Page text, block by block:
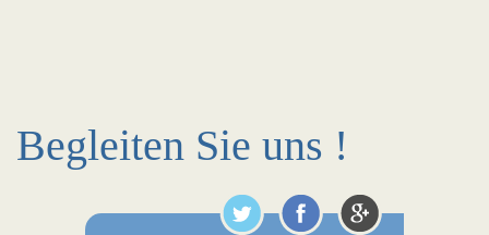
Begleiten Sie uns !